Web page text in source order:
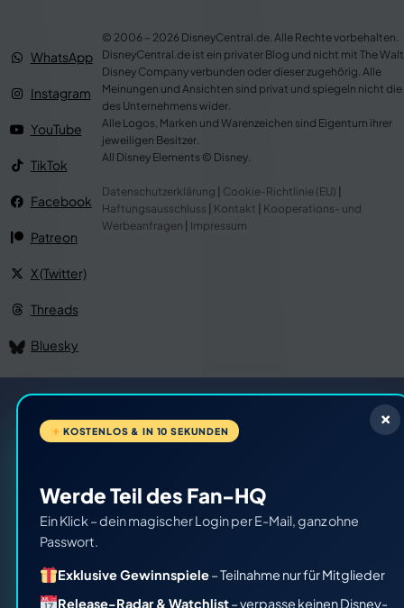
WhatsApp
Instagram
YouTube
TikTok
Facebook
Patreon
X (Twitter)
Threads
Bluesky
© 2006 – 2026 DisneyCentral.de. Alle Rechte vorbehalten.
DisneyCentral.de ist ein privater Blog und nicht mit The Walt
Disney Company verbunden oder dieser zugehörig. Alle
Meinungen und Ansichten sind privat und spiegeln nicht die
des Unternehmens wider.
Alle Logos, Marken und Warenzeichen sind Eigentum ihrer
jeweiligen Besitzer.
All Disney Elements © Disney.
Datenschutzerklärung Cookie-Richtlinie (EU)
Haftungsausschluss
Kontakt
Kooperations- und
Werbeanfragen
Impressum
×
KOSTENLOS & IN 10 SEKUNDEN
Werde Teil des Fan-HQ
Ein Klick – dein magischer Login per E-Mail, ganz ohne
Passwort.
Exklusive Gewinnspiele– Teilnahme nur für Mitglieder
Release-Radar & Watchlist– verpasse keinen Disney-